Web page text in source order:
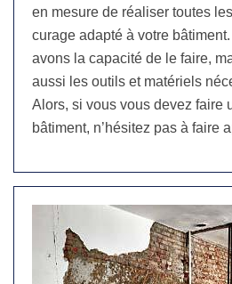
en mesure de réaliser toutes
curage adapté à votre
avons la capacité de le faire,
aussi les outils et matériels
Alors, si vous vous devez faire
bâtiment, n’hésitez pas à faire